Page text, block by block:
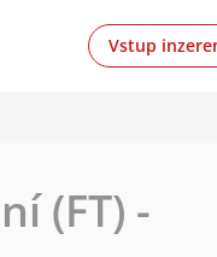
Vstup
(FT) -